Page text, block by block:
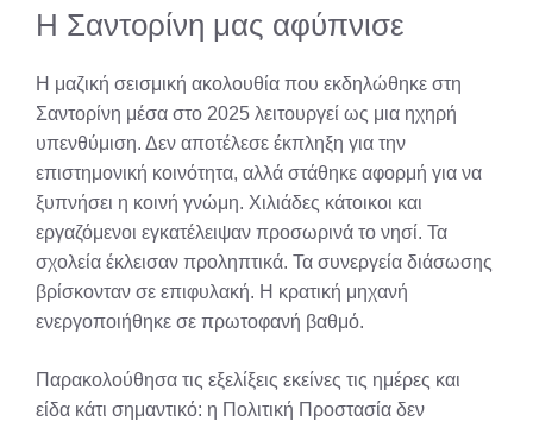
Η Σαντορίνη μας αφύπνισε
Η μαζική σεισμική ακολουθία που εκδηλώθηκε στη
Σαντορίνη μέσα στο 2025 λειτουργεί ως μια ηχηρή
υπενθύμιση. Δεν αποτέλεσε έκπληξη για την
επιστημονική κοινότητα, αλλά στάθηκε αφορμή για να
ξυπνήσει η κοινή γνώμη. Χιλιάδες κάτοικοι και
εργαζόμενοι εγκατέλειψαν προσωρινά το νησί. Τα
σχολεία έκλεισαν προληπτικά. Τα συνεργεία διάσωσης
βρίσκονταν σε επιφυλακή. Η κρατική μηχανή
ενεργοποιήθηκε σε πρωτοφανή βαθμό.
Παρακολούθησα τις εξελίξεις εκείνες τις ημέρες και
είδα κάτι σημαντικό: η Πολιτική Προστασία δεν